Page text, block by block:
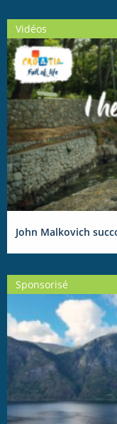
Vidéos
John Malkovich
Sponsorisé